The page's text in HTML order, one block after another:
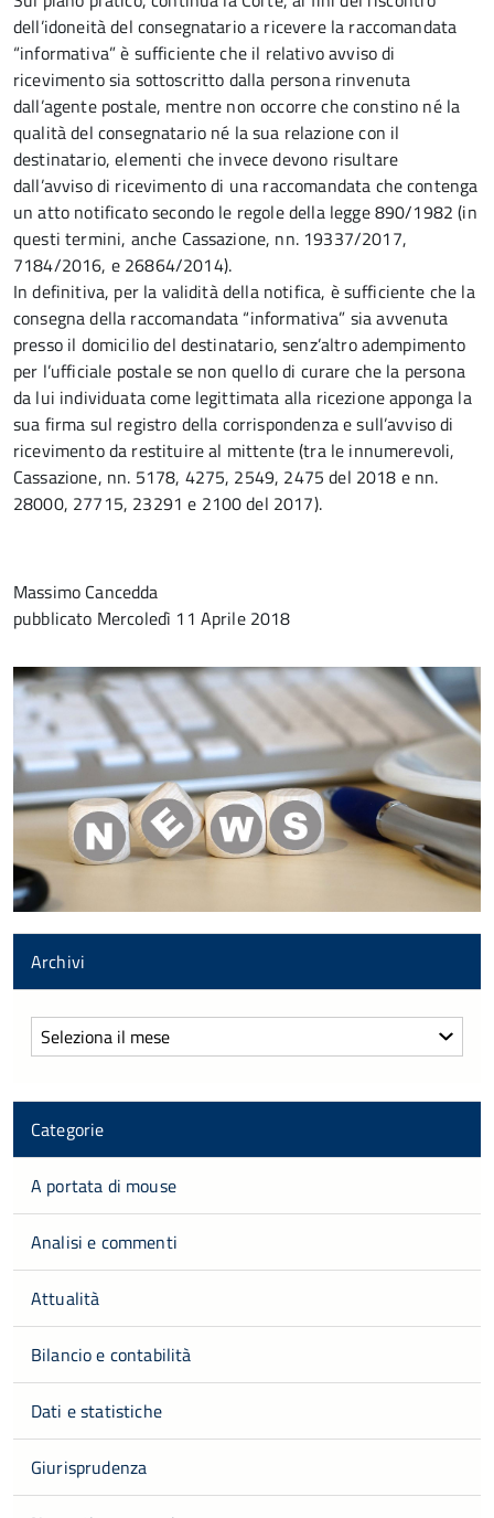
dell’idoneità del consegnatario a ricevere la raccomandata
“informativa” è sufficiente che il relativo avviso di
ricevimento sia sottoscritto dalla persona rinvenuta
dall’agente postale, mentre non occorre che constino né la
qualità del consegnatario né la sua relazione con il
destinatario, elementi che invece devono risultare
dall’avviso di ricevimento di una raccomandata che contenga
un atto notificato secondo le regole della legge 890/1982 (in
questi termini, anche Cassazione, nn. 19337/2017,
7184/2016, e 26864/2014).
In definitiva, per la validità della notifica, è sufficiente che la
consegna della raccomandata “informativa” sia avvenuta
presso il domicilio del destinatario, senz’altro adempimento
per l’ufficiale postale se non quello di curare che la persona
da lui individuata come legittimata alla ricezione apponga la
sua firma sul registro della corrispondenza e sull’avviso di
ricevimento da restituire al mittente (tra le innumerevoli,
Cassazione, nn. 5178, 4275, 2549, 2475 del 2018 e nn.
28000, 27715, 23291 e 2100 del 2017).
Massimo Cancedda
pubblicato Mercoledì 11 Aprile 2018
Archivi
Archivi
Categorie
A portata di mouse
Analisi e commenti
Attualità
Bilancio e contabilità
Dati e statistiche
Giurisprudenza